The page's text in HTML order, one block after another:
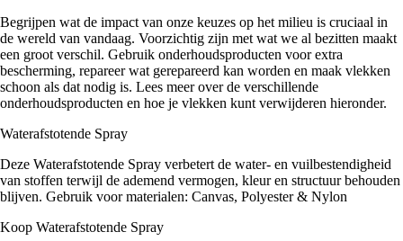
Begrijpen wat de impact van onze keuzes op het milieu is cruciaal in
de wereld van vandaag. Voorzichtig zijn met wat we al bezitten maakt
een groot verschil. Gebruik onderhoudsproducten voor extra
bescherming, repareer wat gerepareerd kan worden en maak vlekken
schoon als dat nodig is. Lees meer over de verschillende
onderhoudsproducten en hoe je vlekken kunt verwijderen hieronder.
Waterafstotende Spray
Deze Waterafstotende Spray verbetert de water- en vuilbestendigheid
van stoffen terwijl de ademend vermogen, kleur en structuur behouden
blijven. Gebruik voor materialen: Canvas, Polyester & Nylon
Koop Waterafstotende Spray